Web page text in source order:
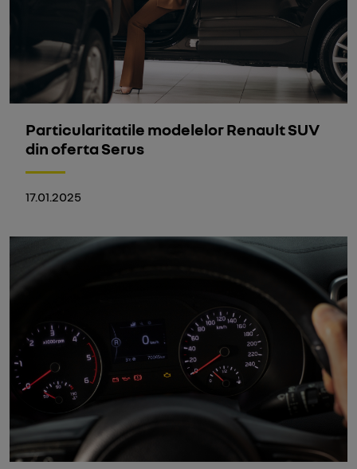
Particularitatile modelelor Renault SUV
din oferta Serus
17.01.2025